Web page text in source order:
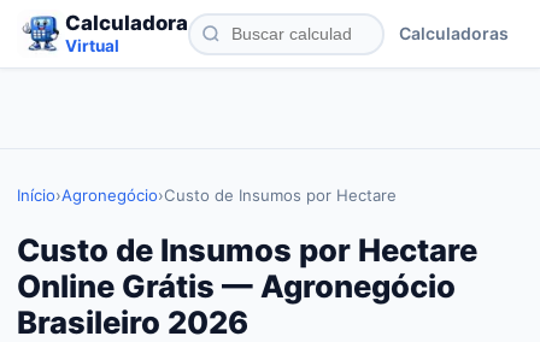
Calculadora
Virtual
Calculadoras
Início›Agronegócio›Custo de Insumos por Hectare
Custo de Insumos por Hectare
Online Grátis — Agronegócio
Brasileiro 2026